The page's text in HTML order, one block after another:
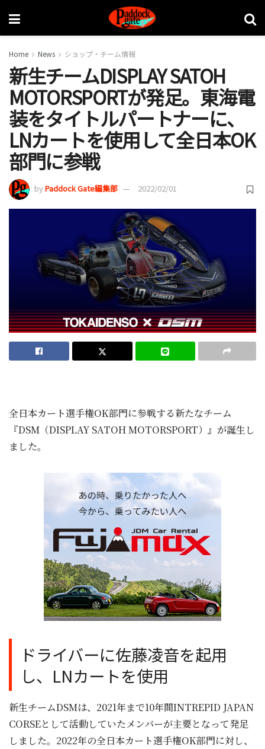
Home News ショップ・チーム情報
新生チームDISPLAY SATOH
MOTORSPORTが発足。東海電
装をタイトルパートナーに、
LNカートを使用して全日本OK
部門に参戦
byPaddock Gate編集部 2022/02/01
全日本カート選手権OK部門に参戦する新たなチーム
『DSM（DISPLAY SATOH MOTORSPORT）』が誕生し
ました。
ドライバーに佐藤凌音を起用
し、LNカートを使用
新生チームDSMは、2021年まで10年間INTREPID JAPAN
CORSEとして活動していたメンバーが主要となって発足
しました。2022年の全日本カート選手権OK部門に対し、